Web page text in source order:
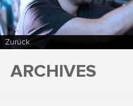
Zurück
ARCHIVES